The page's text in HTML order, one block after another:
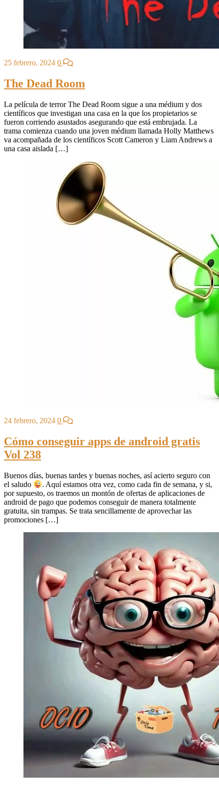
25 febrero, 2024 0
The Dead Room
La película de terror The Dead Room sigue a una médium y dos
científicos que investigan una casa en la que los propietarios se
fueron corriendo asustados asegurando que está embrujada. La
trama comienza cuando una joven médium llamada Holly Matthews
va acompañada de los científicos Scott Cameron y Liam Andrews a
una casa aislada […]
24 febrero, 2024 0
Cómo conseguir apps de android gratis
Vol 238
Buenos días, buenas tardes y buenas noches, así acierto seguro con
el saludo
. Aquí estamos otra vez, como cada fin de semana, y si,
por supuesto, os traemos un montón de ofertas de aplicaciones de
android de pago que podemos conseguir de manera totalmente
gratuita, sin trampas. Se trata sencillamente de aprovechar las
promociones […]